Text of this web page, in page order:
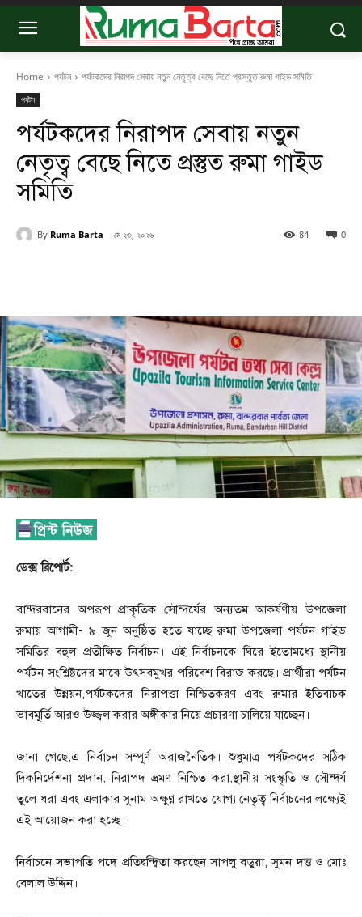
Home পর্যটন পর্যটকদের নিরাপদ সেবায় নতুন নেতৃত্ব বেছে নিতে প্রস্তুত রুমা গাইড সমিতি
পর্যটন
পর্যটকদের নিরাপদ সেবায় নতুন
নেতৃত্ব বেছে নিতে প্রস্তুত রুমা গাইড
সমিতি
By Ruma Barta মে ২৩, ২০২৬ 0
84
ডেক্স রিপোর্ট:
বান্দরবানের অপরূপ প্রাকৃতিক সৌন্দর্যের অন্যতম আকর্ষণীয় উপজেলা
রুমায় আগামী- ৯ জুন অনুষ্ঠিত হতে যাচ্ছে রুমা উপজেলা পর্যটন গাইড
সমিতির বহুল প্রতীক্ষিত নির্বাচন। এই নির্বাচনকে ঘিরে ইতোমধ্যে স্থানীয়
পর্যটন সংশ্লিষ্টদের মাঝে উৎসবমুখর পরিবেশ বিরাজ করছে। প্রার্থীরা পর্যটন
খাতের উন্নয়ন,পর্যটকদের নিরাপত্তা নিশ্চিতকরণ এবং রুমার ইতিবাচক
ভাবমূর্তি আরও উজ্জ্বল করার অঙ্গীকার নিয়ে প্রচারণা চালিয়ে যাচ্ছেন।
জানা গেছে,এ নির্বাচন সম্পূর্ণ অরাজনৈতিক। শুধুমাত্র পর্যটকদের সঠিক
দিকনির্দেশনা প্রদান, নিরাপদ ভ্রমণ নিশ্চিত করা,স্থানীয় সংস্কৃতি ও সৌন্দর্য
তুলে ধরা এবং এলাকার সুনাম অক্ষুণ্ণ রাখতে যোগ্য নেতৃত্ব নির্বাচনের লক্ষ্যেই
এই আয়োজন করা হচ্ছে।
নির্বাচনে সভাপতি পদে প্রতিদ্বন্দ্বিতা করছেন সাপলু বড়ুয়া, সুমন দত্ত ও মোঃ
বেলাল উদ্দিন।